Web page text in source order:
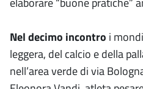
Nel decimo incontro i
leggera, del calcio e della
nell’area verde di via